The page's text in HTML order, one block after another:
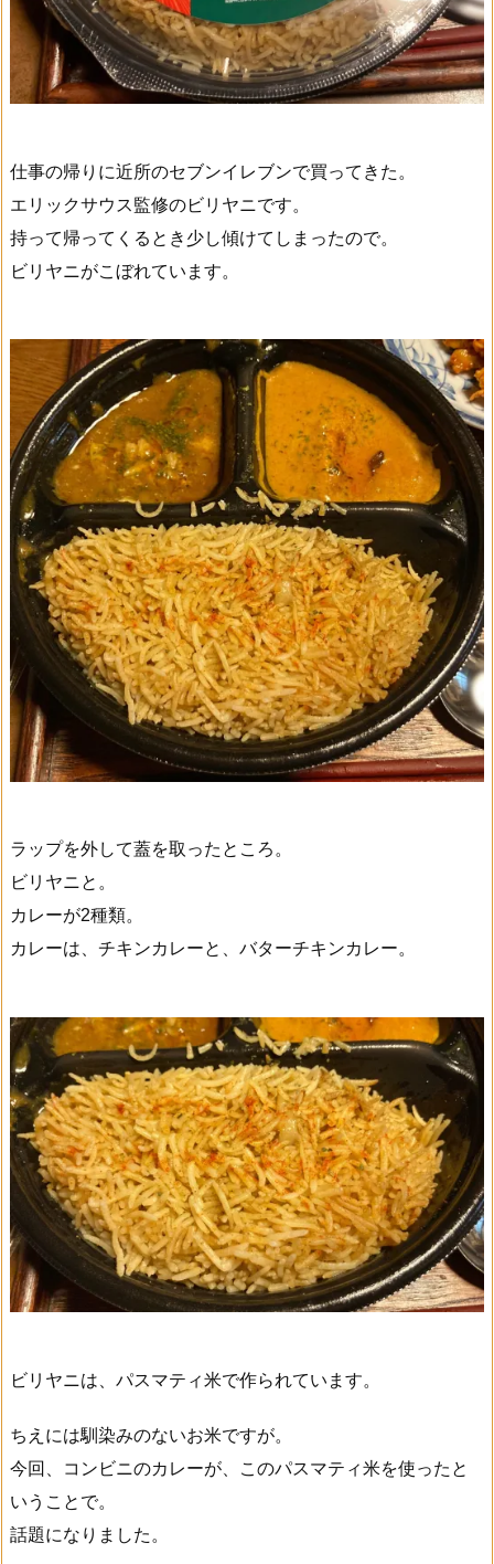
仕事の帰りに近所のセブンイレブンで買ってきた。
エリックサウス監修のビリヤニです。
持って帰ってくるとき少し傾けてしまったので。
ビリヤニがこぼれています。
ラップを外して蓋を取ったところ。
ビリヤニと。
カレーが2種類。
カレーは、チキンカレーと、バターチキンカレー。
ビリヤニは、パスマティ米で作られています。
ちえには馴染みのないお米ですが。
今回、コンビニのカレーが、このパスマティ米を使ったと
いうことで。
話題になりました。